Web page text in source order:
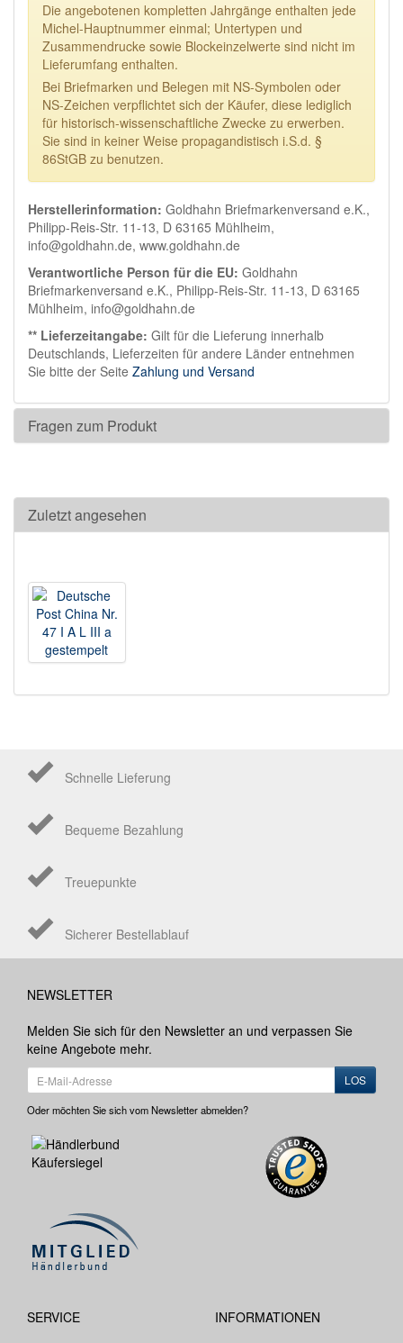
Die angebotenen kompletten Jahrgänge enthalten jede
Michel-Hauptnummer einmal; Untertypen und
Zusammendrucke sowie Blockeinzelwerte sind nicht im
Lieferumfang enthalten.
Bei Briefmarken und Belegen mit NS-Symbolen oder
NS-Zeichen verpflichtet sich der Käufer, diese lediglich
für historisch-wissenschaftliche Zwecke zu erwerben.
Sie sind in keiner Weise propagandistisch i.S.d. §
86StGB zu benutzen.
Herstellerinformation: Goldhahn Briefmarkenversand e.K.,
Philipp-Reis-Str. 11-13, D 63165 Mühlheim,
info@goldhahn.de, www.goldhahn.de
Verantwortliche Person für die EU: Goldhahn
Briefmarkenversand e.K., Philipp-Reis-Str. 11-13, D 63165
Mühlheim, info@goldhahn.de
** Lieferzeitangabe: Gilt für die Lieferung innerhalb
Deutschlands, Lieferzeiten für andere Länder entnehmen
Sie bitte der Seite Zahlung und Versand
Fragen zum Produkt
Zuletzt angesehen
Schnelle Lieferung
Bequeme Bezahlung
Treuepunkte
Sicherer Bestellablauf
NEWSLETTER
Melden Sie sich für den Newsletter an und verpassen Sie
keine Angebote mehr.
LOS
Oder möchten Sie sich vom Newsletter abmelden?
SERVICE
INFORMATIONEN